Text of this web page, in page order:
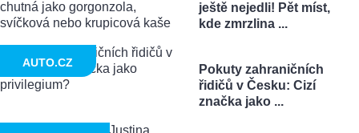
ještě nejedli! Pět míst,
kde zmrzlina ...
Pokuty zahraničních
řidičů v Česku: Cizí
značka jako ...
AUTO.CZ